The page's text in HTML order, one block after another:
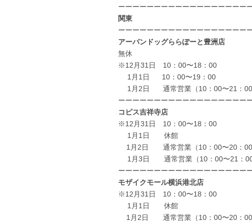
ーーーーーーーーーーーーーーーーーー
関東
ーーーーーーーーーーーーーーーーーー
アーバンドッグららぽーと豊洲店
無休
※12月31日 10：00〜18：00
1月1日 10：00〜19：00
1月2日 通常営業（10：00〜21：00
ーーーーーーーーーーーーーーーーーー
コピス吉祥寺店
※12月31日 10：00〜18：00
1月1日 休館
1月2日 通常営業（10：00〜20：00
1月3日 通常営業（10：00〜21：00
ーーーーーーーーーーーーーーーーーー
モザイクモール横浜港北店
※12月31日 10：00〜18：00
1月1日 休館
1月2日 通常営業（10：00〜20：00